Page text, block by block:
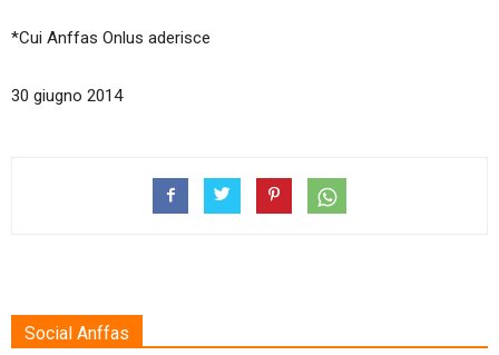
*Cui Anffas Onlus aderisce
30 giugno 2014
Social Anffas